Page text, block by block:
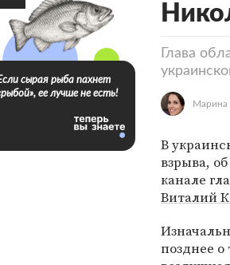
Глава
Марина
В
взрыва,
канале
Виталий
позднее о
сырая рыба пахнет
ее лучше не есть!